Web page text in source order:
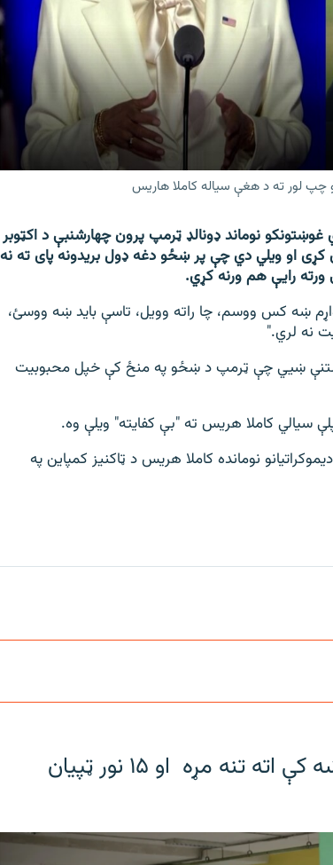
چپ لور ته د هغې سیاله کاملا هاریس
نوماند ډونالډ ټرمپ پرون چهارشنبې د اکټوبر
او ویلي دي چې پر ښځو دغه ډول بریدونه پای ته نه
رایې هم ورنه کړي.
ښه کس ووسم، چا راته وویل، تاسې باید ښه ووسئ،
نه لري."
ښيي چې ټرمپ د ښځو په منځ کې خپل محبوبیت
سیالي کاملا هریس ته "بې کفایته" ویلې وه.
نومانده کاملا هریس د ټاکنیز کمپاین په
د تایلنډ په یوه ښوونځي کې د ډزو پیښه کې اته تنه مړه او ۱۵ نور ټپیان